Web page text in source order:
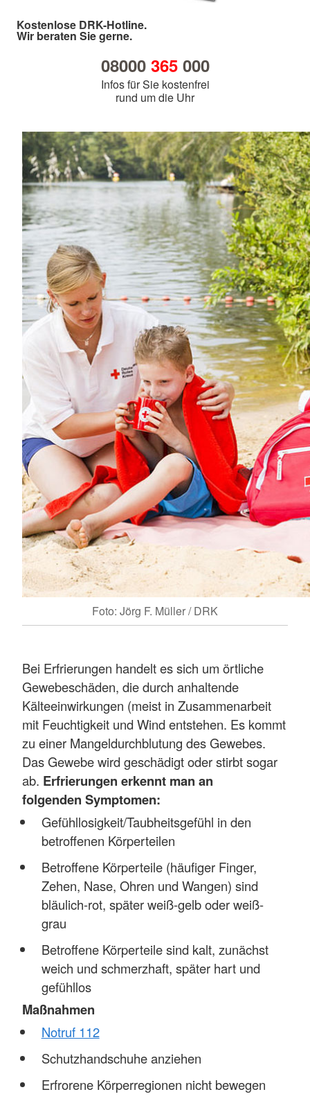
Kostenlose DRK-Hotline.
Wir beraten Sie gerne.
08000 365000
Infos für Sie kostenfrei
rund um die Uhr
Foto: Jörg F. Müller / DRK
Bei Erfrierungen handelt es sich um örtliche
Gewebeschäden, die durch anhaltende
Kälteeinwirkungen (meist in Zusammenarbeit
mit Feuchtigkeit und Wind entstehen. Es kommt
zu einer Mangeldurchblutung des Gewebes.
Das Gewebe wird geschädigt oder stirbt sogar
ab. Erfrierungen erkennt man an
folgenden Symptomen:
Gefühllosigkeit/Taubheitsgefühl in den
betroffenen Körperteilen
Betroffene Körperteile (häufiger Finger,
Zehen, Nase, Ohren und Wangen) sind
bläulich-rot, später weiß-gelb oder weiß-
grau
Betroffene Körperteile sind kalt, zunächst
weich und schmerzhaft, später hart und
gefühllos
Maßnahmen
Notruf 112
Schutzhandschuhe anziehen
Erfrorene Körperregionen nicht bewegen